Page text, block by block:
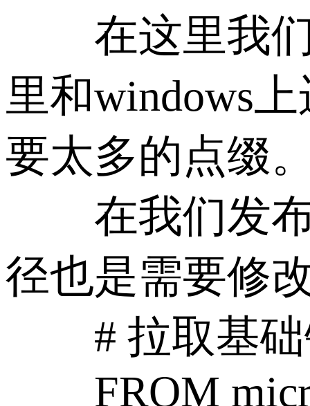
在这里我们
里和windows
要太多的点缀
在我们发布
径也是需要修
# 拉取基础
FROM